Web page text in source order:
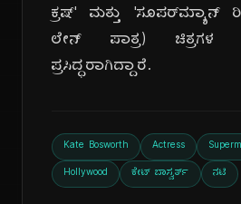
ಕ್ರಷ್' ಮತ್ತು 'ಸೂಪರ್‌ಮ್ಯಾನ್
ಲೇನ್ ಪಾತ್ರ) ಚಿತ್ರಗಳ
ಪ್ರಸಿದ್ಧರಾಗಿದ್ದಾರೆ.
Kate Bosworth Actress
Hollywood ಕೇಟ್ ಬಾಸ್ವರ್ತ್ ನಟಿ